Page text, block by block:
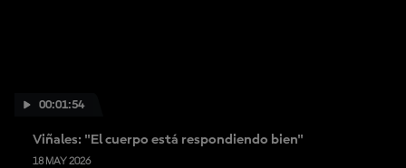
00:01:54
Viñales: "El cuerpo está respondiendo bien"
18 MAY 2026